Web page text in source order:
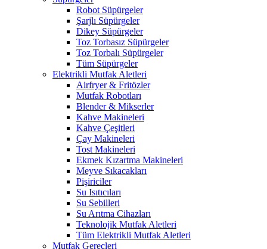
Robot Süpürgeler
Şarjlı Süpürgeler
Dikey Süpürgeler
Toz Torbasız Süpürgeler
Toz Torbalı Süpürgeler
Tüm Süpürgeler
Elektrikli Mutfak Aletleri
Airfryer & Fritözler
Mutfak Robotları
Blender & Mikserler
Kahve Makineleri
Kahve Çeşitleri
Çay Makineleri
Tost Makineleri
Ekmek Kızartma Makineleri
Meyve Sıkacakları
Pişiriciler
Su Isıtıcıları
Su Sebilleri
Su Arıtma Cihazları
Teknolojik Mutfak Aletleri
Tüm Elektrikli Mutfak Aletleri
Mutfak Gereçleri